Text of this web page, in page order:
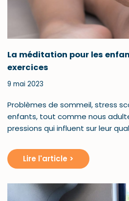
La méditation pour les
exercices
9 mai 2023
Problèmes de sommeil, stress
enfants, tout comme nous
pressions qui influent sur leur
Lire l'article >